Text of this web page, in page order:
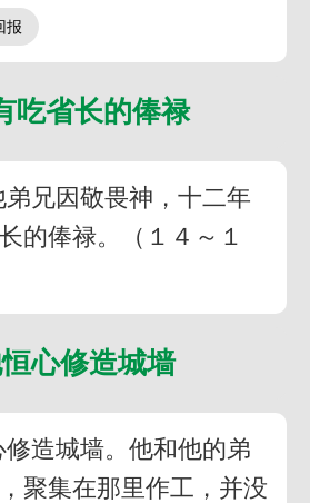
吃省长的俸禄
弟兄因敬畏神，十二年
的俸禄。（１４～１
心修造城墙
修造城墙。他和他的弟
聚集在那里作工，并没